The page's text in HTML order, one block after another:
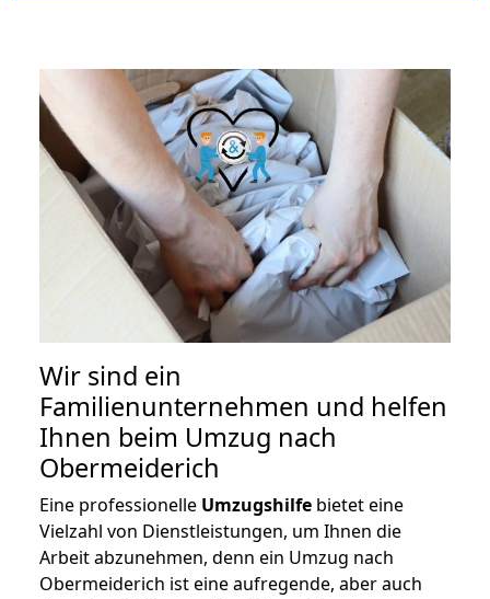
Wir sind ein
Familienunternehmen und helfen
Ihnen beim Umzug nach
Obermeiderich
Eine professionelle Umzugshilfe bietet eine
Vielzahl von Dienstleistungen, um Ihnen die
Arbeit abzunehmen, denn ein Umzug nach
Obermeiderich ist eine aufregende, aber auch